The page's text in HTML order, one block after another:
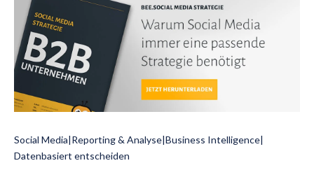
Social Media|Reporting & Analyse|Business Intelligence|
Datenbasiert entscheiden